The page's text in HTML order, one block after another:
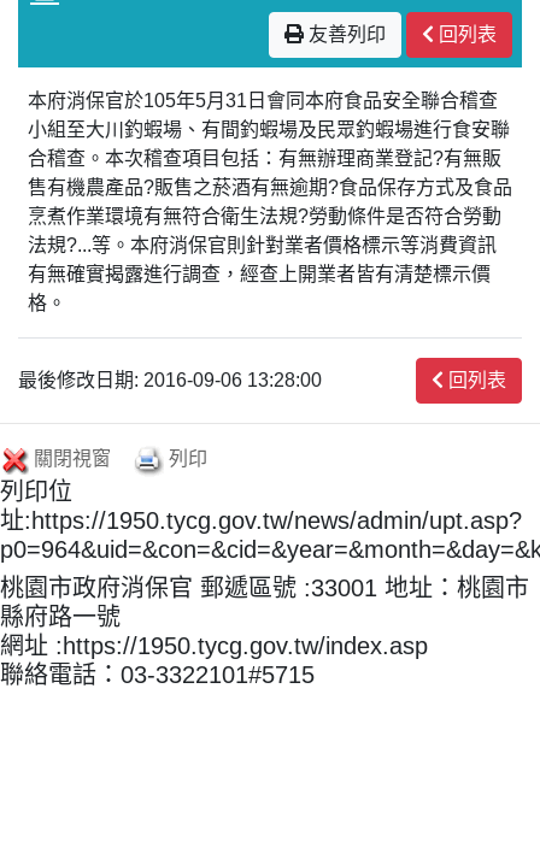
友善列印 回列表
本府消保官於105年5月31日會同本府食品安全聯合稽查
小組至大川釣蝦場、有間釣蝦場及民眾釣蝦場進行食安聯
合稽查。本次稽查項目包括：有無辦理商業登記?有無販
售有機農產品?販售之菸酒有無逾期?食品保存方式及食品
烹煮作業環境有無符合衛生法規?勞動條件是否符合勞動
法規?...等。本府消保官則針對業者價格標示等消費資訊
有無確實揭露進行調查，經查上開業者皆有清楚標示價
格。
最後修改日期: 2016-09-06 13:28:00 回列表
關閉視窗 列印
列印位
址:https://1950.tycg.gov.tw/news/admin/upt.asp?
桃園市政府消保官 郵遞區號 :33001 地址：桃園市
縣府路一號
網址 :https://1950.tycg.gov.tw/index.asp
聯絡電話：03-3322101#5715